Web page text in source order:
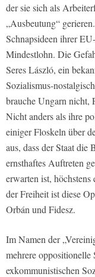
der sie sich als
„Ausbeutung“
Schnapsideen ihrer
Mindestlohn. Die
Seres László, ein
Sozialismus-
brauche Ungarn nicht,
Nicht anders als ihre
einiger Floskeln über
aus, dass der Staat die
ernsthaftes Auftreten
erwarten ist,
der Freiheit ist diese
Orbán und Fidesz.
Im Namen der
mehrere oppositionelle
exkommunistischen